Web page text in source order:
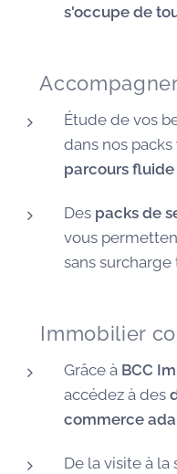
s'occupe de
🧭
Étude de vos
dans nos packs
parcours
Des packs de
vous
sans
🏠 Immobilier
Grâce à BCC
accédez à des
commerce
De la visite à la